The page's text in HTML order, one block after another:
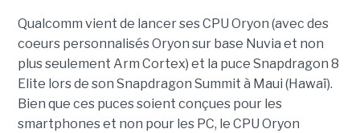
Qualcomm vient de lancer ses CPU Oryon (avec des
coeurs personnalisés Oryon sur base Nuvia et non
plus seulement Arm Cortex) et la puce Snapdragon 8
Elite lors de son Snapdragon Summit à Maui (Hawaï).
Bien que ces puces soient conçues pour les
smartphones et non pour les PC, le CPU Oryon